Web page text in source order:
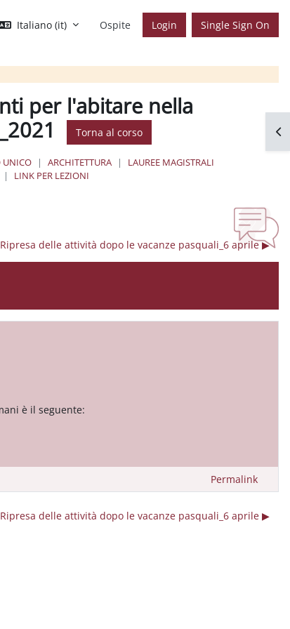
Italiano ‎(it)‎ Ospite Login Single Sign On
per l'abitare nella
Torna al corso
UNICO ARCHITETTURA
LAUREE MAGISTRALI
LINK PER LEZIONI
Ripresa delle attività dopo le vacanze pasquali_6 aprile ▶︎
è il seguente:
Permalink
Ripresa delle attività dopo le vacanze pasquali_6 aprile ▶︎